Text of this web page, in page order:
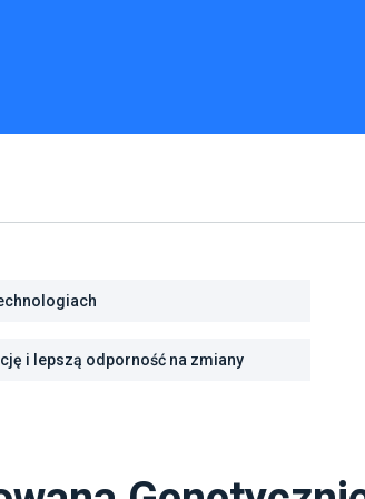
powietrza
i lepszą odporność na zmiany